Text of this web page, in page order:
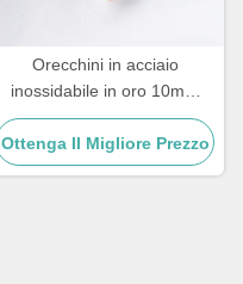
Orecchini in acciaio
inossidabile in oro 10mm
Orecchini per donne
Ottenga Il Migliore Prezzo